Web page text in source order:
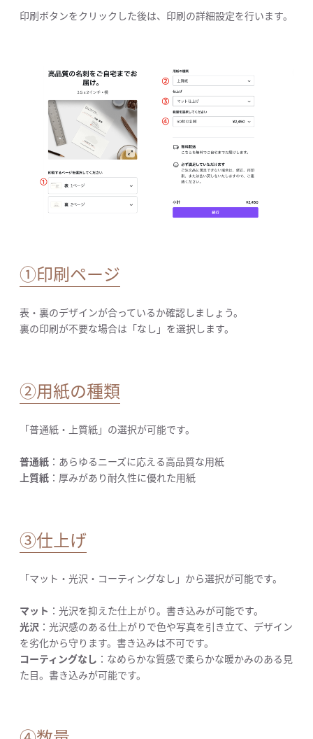
印刷ボタンをクリックした後は、印刷の詳細設定を行います。
①印刷ページ
表・裏のデザインが合っているか確認しましょう。
裏の印刷が不要な場合は「なし」を選択します。
②用紙の種類
「普通紙・上質紙」の選択が可能です。
普通紙 ：あらゆるニーズに応える高品質な用紙
上質紙 ：厚みがあり耐久性に優れた用紙
③仕上げ
「マット・光沢・コーティングなし」から選択が可能です。
マット ：光沢を抑えた仕上がり。書き込みが可能です。
光沢 ：光沢感のある仕上がりで色や写真を引き立て、デザイン
を劣化から守ります。書き込みは不可です。
コーティングなし ：なめらかな質感で柔らかな暖かみのある見
た目。書き込みが可能です。